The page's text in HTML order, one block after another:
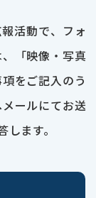
活動で、フォ
「映像・写真
をご記入のう
ールにてお送
ます。